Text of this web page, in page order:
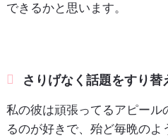
できるかと思います。
さりげなく話題をすり替
私の彼は頑張ってるアピール
るのが好きで、殆ど毎晩の